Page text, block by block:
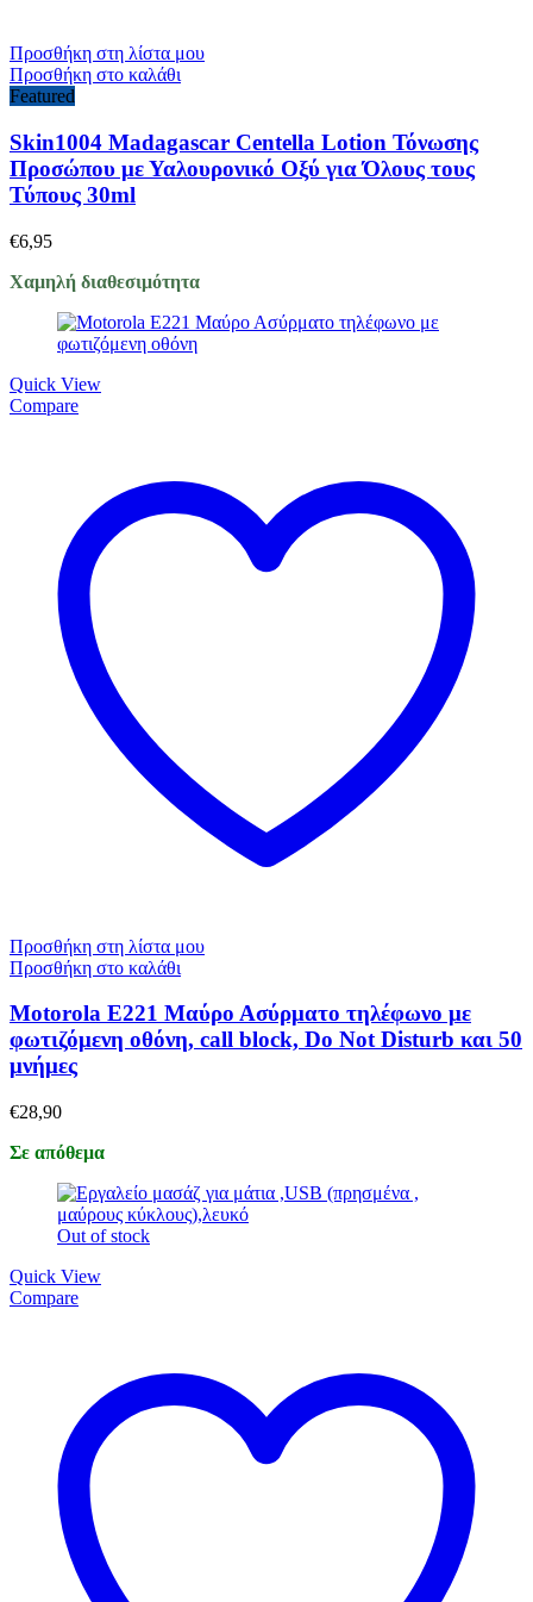
Προσθήκη στη λίστα μου
Προσθήκη στο καλάθι
Featured
Skin1004 Madagascar Centella Lotion Τόνωσης
Προσώπου με Υαλουρονικό Οξύ για Όλους τους
Τύπους 30ml
€6,95
Χαμηλή διαθεσιμότητα
Quick View
Compare
Προσθήκη στη λίστα μου
Προσθήκη στο καλάθι
Motorola E221 Μαύρο Ασύρματο τηλέφωνο με
φωτιζόμενη οθόνη, call block, Do Not Disturb και 50
μνήμες
€28,90
Σε απόθεμα
Out of stock
Quick View
Compare